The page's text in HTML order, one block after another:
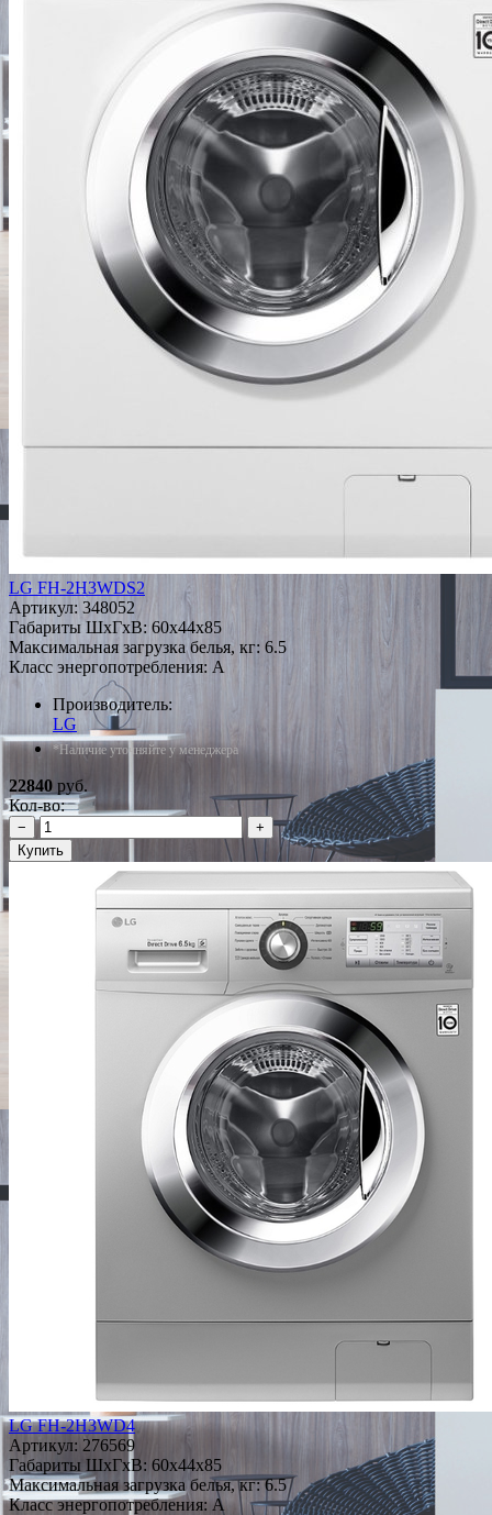
LG FH-2H3WDS2
Артикул: 348052
Габариты ШxГxВ: 60x44x85
Максимальная загрузка белья, кг: 6.5
Класс энергопотребления: A
Производитель:
LG
*Наличие уточняйте у менеджера
22840 руб.
Кол-во:
−
+
Купить
LG FH-2H3WD4
Артикул: 276569
Габариты ШxГxВ: 60x44x85
Максимальная загрузка белья, кг: 6.5
Класс энергопотребления: A